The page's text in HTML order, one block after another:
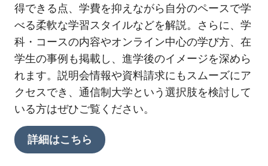
得できる点、学費を抑えながら自分のペースで学
べる柔軟な学習スタイルなどを解説。さらに、学
科・コースの内容やオンライン中心の学び方、在
学生の事例も掲載し、進学後のイメージを深めら
れます。説明会情報や資料請求にもスムーズにア
クセスでき、通信制大学という選択肢を検討して
いる方はぜひご覧ください。
詳細はこちら